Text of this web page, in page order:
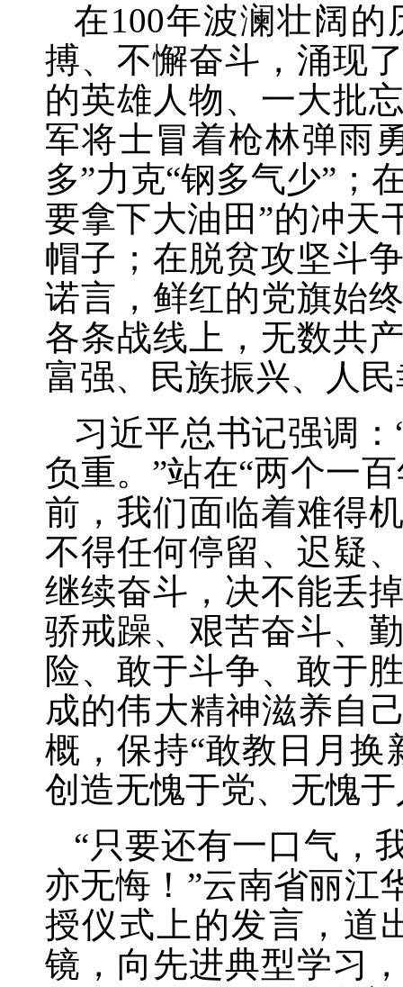
在100年波澜壮阔
搏、不懈奋斗，涌现
的英雄人物、一大批
军将士冒着枪林弹雨
多”力克“钢多气少”；
要拿下大油田”的冲天
帽子；在脱贫攻坚斗
诺言，鲜红的党旗始
各条战线上，无数共
富强、民族振兴、人
习近平总书记强调：
负重。”站在“两个一
前，我们面临着难得
不得任何停留、迟疑
继续奋斗，决不能丢
骄戒躁、艰苦奋斗、
险、敢于斗争、敢于
成的伟大精神滋养自
概，保持“敢教日月换
创造无愧于党、无愧
“只要还有一口气，
亦无悔！”云南省丽江
授仪式上的发言，道
镜，向先进典型学习